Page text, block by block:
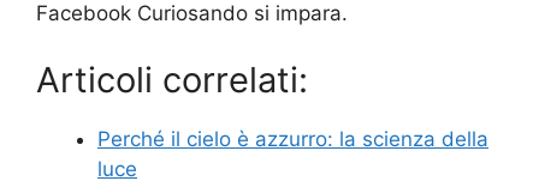
Facebook Curiosando si impara.
Articoli correlati:
Perché il cielo è azzurro: la scienza della
luce